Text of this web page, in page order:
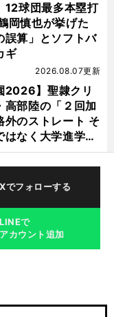
12球団最多本塁打
岡慎也が挙げた
誤算」とソフトバ
ギ
2026】聖隷クリ
高部陸の「２回加
外のストレート そ
はなく大学進学を
2026.08.07更新
Xでフォローする
LINEで
アカウント追加